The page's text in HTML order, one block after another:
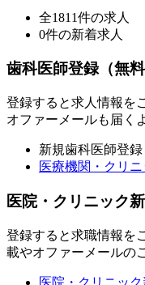
全1811件の求人
0件の新着求人
歯科医師登録（無料
登録すると求人情報を
オファーメールも届く
新規歯科医師登録
医療機関・クリ
医院・クリニック
登録すると求職情報を
載やオファーメールの
医院・クリニッ